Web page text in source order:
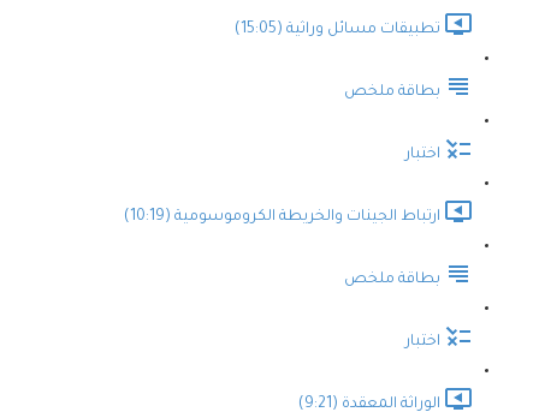
تطبيقات مسائل وراثية (15:05)
بطاقة ملخص
اختبار
ارتباط الجينات والخريطة الكروموسومية (10:19)
بطاقة ملخص
اختبار
الوراثة المعقدة (9:21)